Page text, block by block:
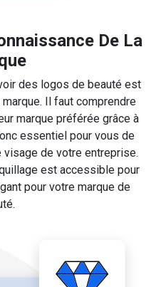
De La
des logos de beauté est
Il faut comprendre
marque préférée grâce à
essentiel pour vous de
visage de votre entreprise.
est accessible pour
pour votre marque de